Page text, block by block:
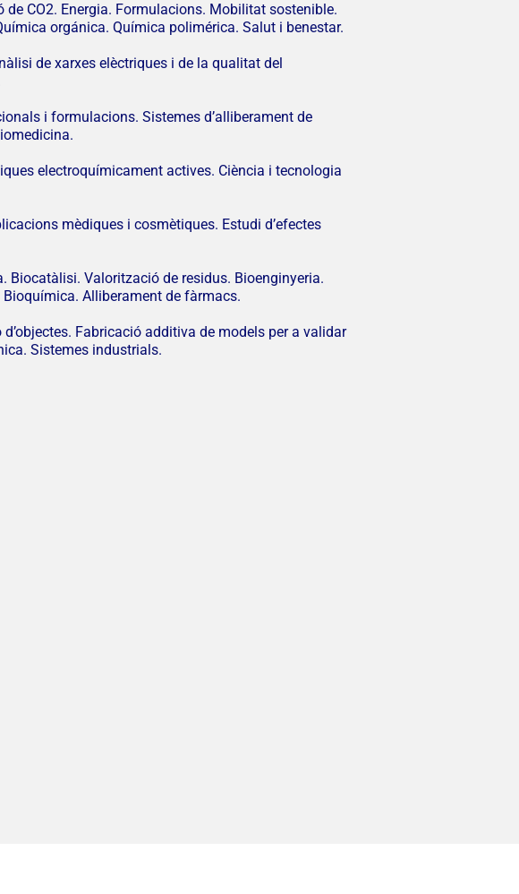
CO2. Energia. Formulacions. Mobilitat sostenible.
orgánica. Química polimérica. Salut i benestar.
de xarxes elèctriques i de la qualitat del
i formulacions. Sistemes d’alliberament de
electroquímicament actives. Ciència i tecnologia
mèdiques i cosmètiques. Estudi d’efectes
Biocatàlisi. Valorització de residus. Bioenginyeria.
Alliberament de fàrmacs.
Fabricació additiva de models per a validar
Sistemes industrials.